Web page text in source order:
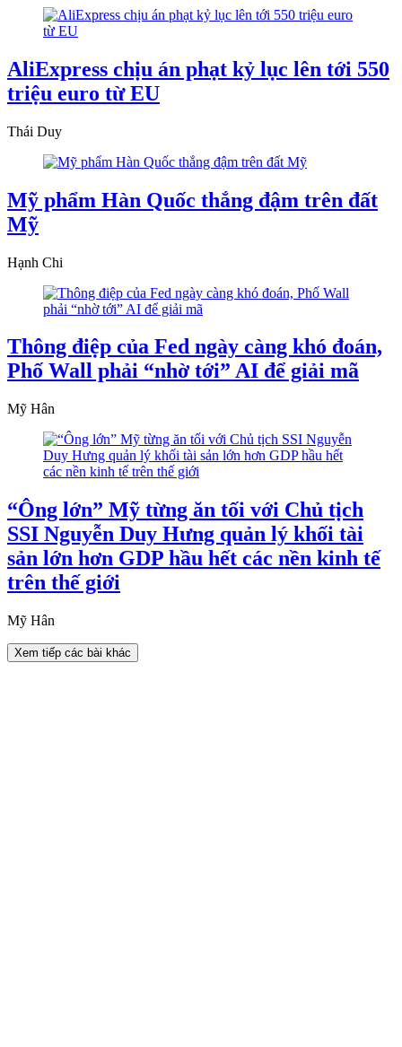
AliExpress chịu án phạt kỷ lục lên tới 550
triệu euro từ EU
Thái Duy
Mỹ phẩm Hàn Quốc thắng đậm trên đất
Mỹ
Hạnh Chi
Thông điệp của Fed ngày càng khó đoán,
Phố Wall phải “nhờ tới” AI để giải mã
Mỹ Hân
“Ông lớn” Mỹ từng ăn tối với Chủ tịch
SSI Nguyễn Duy Hưng quản lý khối tài
sản lớn hơn GDP hầu hết các nền kinh tế
trên thế giới
Mỹ Hân
Xem tiếp các bài khác